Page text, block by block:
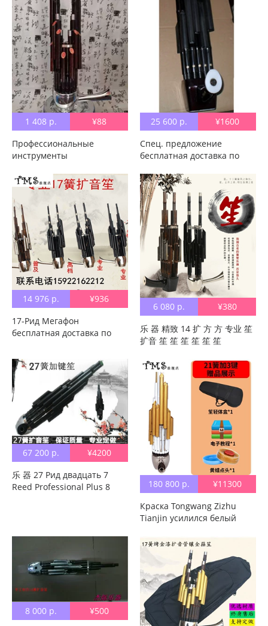
Настройка продаж
1 408 р.
¥88
Профессиональные
инструменты
пользовательские фабрики
Direct 17 Reeds корпус
Скрытая бой бесплатная
доставка по китаю 142124
спец. предложение
бесплатная доставка по
китаю
25 600 р.
¥1600
Спец. предложение
бесплатная доставка по
инструмент Sheng Sheng 14
Shengmu Dou Fang Sheng
Sheng Sheng Shengsheng
Shengsheng Yu Opera
Accompanent Sheng Sheng
Производитель прямые
продажи
14 976 р.
¥936
17-Рид Мегафон
бесплатная доставка по
пакет
6 080 р.
¥380
乐 器 精致 14 扩 方 ​​方 专业 笙
扩音 笙 笙 笙 笙 笙 笙
67 200 р.
¥4200
乐 器 27 Рид двадцать 7
Reed Professional Plus 8
китаю
180 800 р.
¥11300
Краска Tongwang Zizhu
Tianjin усилился белый
прибор 3 ключевой D
Успокой из музыкального
инструмента Boom Spring
Plus
8 000 р.
¥500